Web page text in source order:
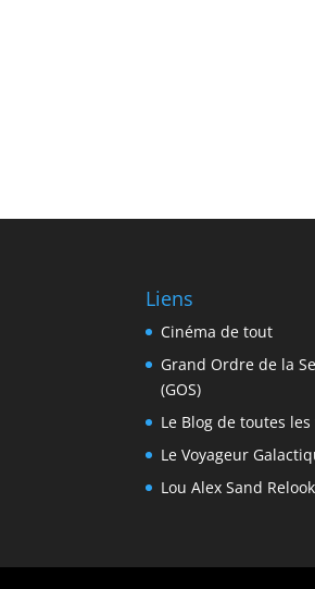
Liens
Cinéma de tout
Grand Ordre de la
(GOS)
Le Blog de toutes
Le Voyageur
Lou Alex Sand